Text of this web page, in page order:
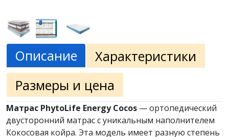
Описание
Характеристики
Размеры и цена
Матрас PhytoLife Energy Cocos — ортопедический
двусторонний матрас с уникальным наполнителем
Кокосовая койра. Эта модель имеет разную степень